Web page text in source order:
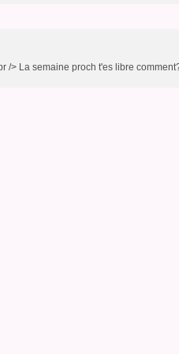
/> La semaine proch t'es libre